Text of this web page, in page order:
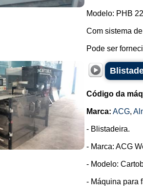
Modelo: PHB
Com sistema
Pode ser
Código da
Marca: ACG,
- Blistadeira.
- Marca: ACG
- Modelo:
- Máquina para